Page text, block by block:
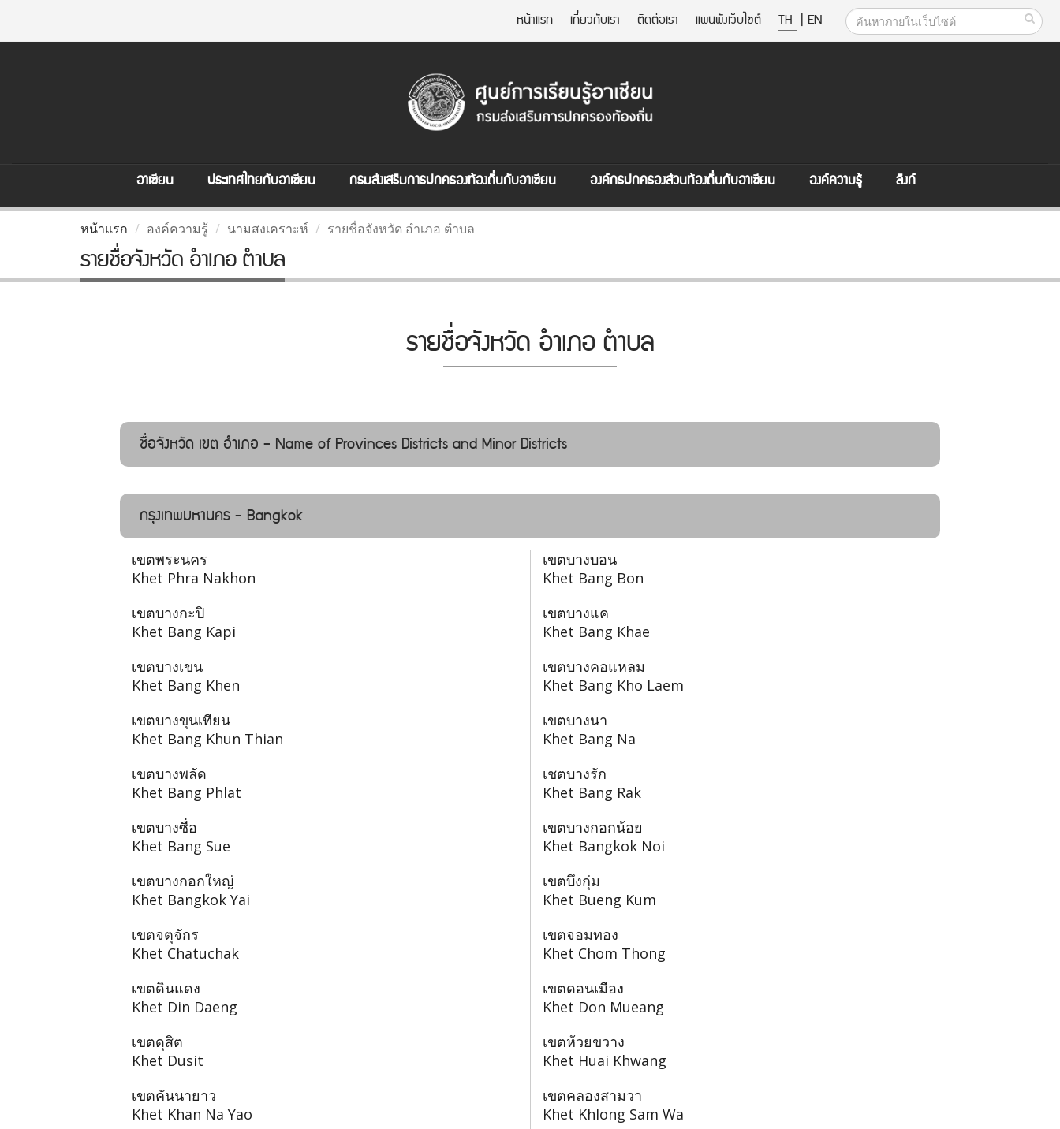
หน้าแรก เกี่ยวกับเรา ติดต่อเรา แผนผังเว็บไซต์ TH | EN
อาเซียน ประเทศไทยกับอาเซียน กรมส่งเสริมการปกครองท้องถิ่นกับอาเซียน องค์กรปกครองส่วนท้องถิ่นกับอาเซียน องค์ความรู้ ลิงก์
หน้าแรก องค์ความรู้ นามสงเคราะห์ รายชื่อจังหวัด อำเภอ ตำบล
รายชื่อจังหวัด อำเภอ ตำบล
รายชื่อจังหวัด อำเภอ ตำบล
ชื่อจังหวัด เขต อำเภอ - Name of Provinces Districts and Minor Districts
กรุงเทพมหานคร - Bangkok
เขตพระนคร
Khet Phra Nakhon
เขตบางบอน
Khet Bang Bon
เขตบางกะปิ
Khet Bang Kapi
เขตบางแค
Khet Bang Khae
เขตบางเขน
Khet Bang Khen
เขตบางคอแหลม
Khet Bang Kho Laem
เขตบางขุนเทียน
Khet Bang Khun Thian
เขตบางนา
Khet Bang Na
เขตบางพลัด
Khet Bang Phlat
เชตบางรัก
Khet Bang Rak
เขตบางซื่อ
Khet Bang Sue
เขตบางกอกน้อย
Khet Bangkok Noi
เขตบางกอกใหญ่
Khet Bangkok Yai
เขตบึงกุ่ม
Khet Bueng Kum
เขตจตุจักร
Khet Chatuchak
เขตจอมทอง
Khet Chom Thong
เขตดินแดง
Khet Din Daeng
เขตดอนเมือง
Khet Don Mueang
เขตดุสิต
Khet Dusit
เขตห้วยขวาง
Khet Huai Khwang
เขตคันนายาว
Khet Khan Na Yao
เขตคลองสามวา
Khet Khlong Sam Wa